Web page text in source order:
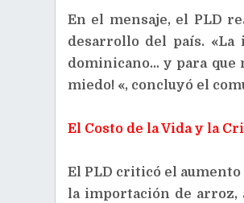
En el mensaje, el PLD
desarrollo del país.
dominicano… y para que
miedo! «, concluyó el
El Costo de la Vida y la
El PLD criticó el
la importación de arroz,